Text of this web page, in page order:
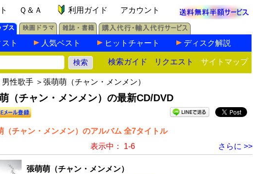
Ｑ＆Ａ 利用ガイド アカウント
ト 人気ベスト ヒットチャート ディスク解説
検索ガイド リクエスト サイトマップ
男性歌手 ＞張萌萌（チャン・メンメン）
（チャン・メンメン）の最新CD/DVD
チャン・メンメン）のアルバム 全7タイトル
さらに >>
表示中： 1-6
張萌萌（チャン・メンメン）